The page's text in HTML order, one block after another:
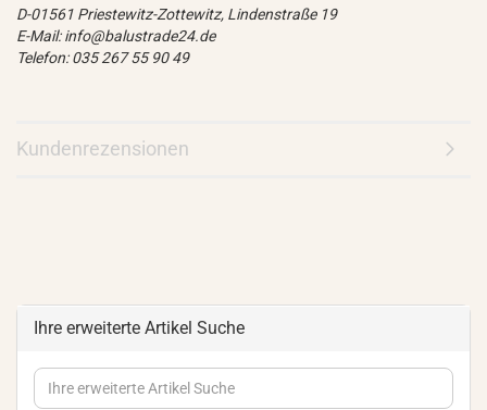
D-01561 Priestewitz-Zottewitz, Lindenstraße 19
E-Mail: info@balustrade24.de
Telefon: 035 267 55 90 49
Kundenrezensionen
Ihre erweiterte Artikel Suche
Ihre
erweiterte